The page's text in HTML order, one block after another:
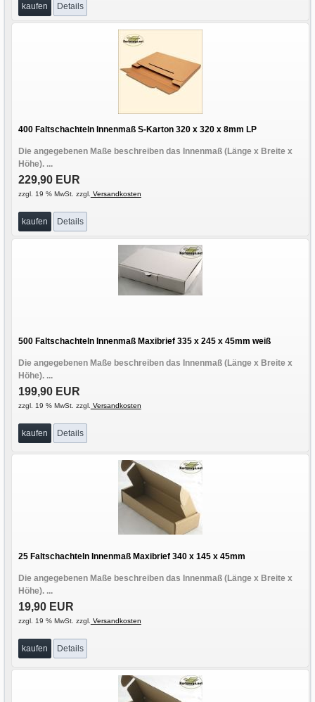
kaufen Details
400 Faltschachteln Innenmaß S-Karton 320 x 320 x 8mm LP
Die angegebenen Maße beschreiben das Innenmaß (Länge x Breite x
Höhe). ...
229,90 EUR
zzgl. 19 % MwSt. zzgl. Versandkosten
kaufen Details
500 Faltschachteln Innenmaß Maxibrief 335 x 245 x 45mm weiß
Die angegebenen Maße beschreiben das Innenmaß (Länge x Breite x
Höhe). ...
199,90 EUR
zzgl. 19 % MwSt. zzgl. Versandkosten
kaufen Details
25 Faltschachteln Innenmaß Maxibrief 340 x 145 x 45mm
Die angegebenen Maße beschreiben das Innenmaß (Länge x Breite x
Höhe). ...
19,90 EUR
zzgl. 19 % MwSt. zzgl. Versandkosten
kaufen Details